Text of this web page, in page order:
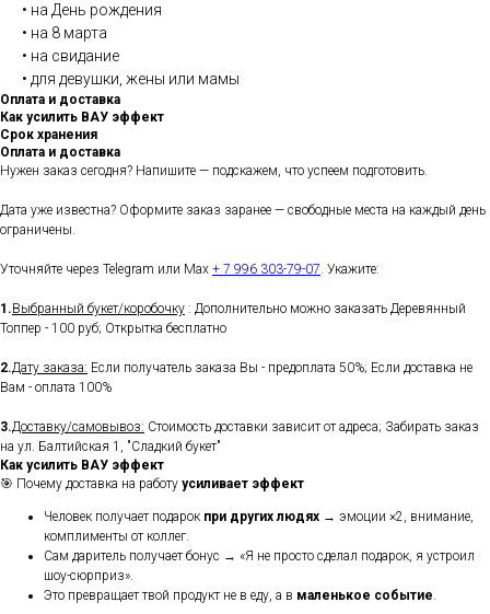
• на День рождения
• на 8 марта
• на свидание
• для девушки, жены или мамы
Оплата и доставка
Как усилить ВАУ эффект
Срок хранения
Оплата и доставка
Нужен заказ сегодня? Напишите — подскажем, что успеем подготовить.
Дата уже известна? Оформите заказ заранее — свободные места на каждый день
ограничены.
Уточняйте через Telegram или Max + 7 996 303-79-07. Укажите:
1.Выбранный букет/коробочку : Дополнительно можно заказать Деревянный
Топпер - 100 руб; Открытка бесплатно
2.Дату заказа: Если получатель заказа Вы - предоплата 50%; Если доставка не
Вам - оплата 100%
3.Доставку/самовывоз: Стоимость доставки зависит от адреса; Забирать заказ
на ул. Балтийская 1, "Сладкий букет"
Как усилить ВАУ эффект
🎯 Почему доставка на работу усиливает эффект
Человек получает подарок при других людях → эмоции ×2, внимание,
комплименты от коллег.
Сам даритель получает бонус → «Я не просто сделал подарок, я устроил
шоу-сюрприз».
Это превращает твой продукт не в еду, а в маленькое событие.